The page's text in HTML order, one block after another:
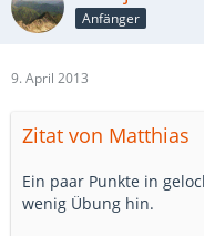
Anfänger
9. April 2013
Zitat von Matthias
Ein paar Punkte in
wenig Übung hin.